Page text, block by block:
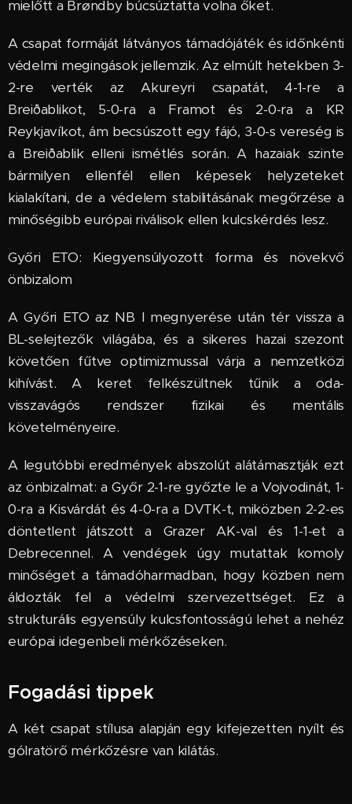
mielőtt a Brøndby búcsúztatta volna őket.
A csapat formáját látványos támadójáték és időnkénti
védelmi megingások jellemzik. Az elmúlt hetekben 3-
2-re verték az Akureyri csapatát, 4-1-re a
Breiðablikot, 5-0-ra a Framot és 2-0-ra a KR
Reykjavíkot, ám becsúszott egy fájó, 3-0-s vereség is
a Breiðablik elleni ismétlés során. A hazaiak szinte
bármilyen ellenfél ellen képesek helyzeteket
kialakítani, de a védelem stabilitásának megőrzése a
minőségibb európai riválisok ellen kulcskérdés lesz.
Győri ETO: Kiegyensúlyozott forma és növekvő
önbizalom
A Győri ETO az NB I megnyerése után tér vissza a
BL-selejtezők világába, és a sikeres hazai szezont
követően fűtve optimizmussal várja a nemzetközi
kihívást. A keret felkészültnek tűnik a oda-
visszavágós rendszer fizikai és mentális
követelményeire.
A legutóbbi eredmények abszolút alátámasztják ezt
az önbizalmat: a Győr 2-1-re győzte le a Vojvodinát, 1-
0-ra a Kisvárdát és 4-0-ra a DVTK-t, miközben 2-2-es
döntetlent játszott a Grazer AK-val és 1-1-et a
Debrecennel. A vendégek úgy mutattak komoly
minőséget a támadóharmadban, hogy közben nem
áldozták fel a védelmi szervezettséget. Ez a
strukturális egyensúly kulcsfontosságú lehet a nehéz
európai idegenbeli mérkőzéseken.
Fogadási tippek
A két csapat stílusa alapján egy kifejezetten nyílt és
gólratörő mérkőzésre van kilátás.